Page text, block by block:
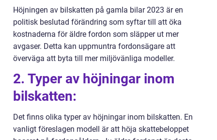
Höjningen av bilskatten på gamla bilar 2023 är en
politisk beslutad förändring som syftar till att öka
kostnaderna för äldre fordon som släpper ut mer
avgaser. Detta kan uppmuntra fordonsägare att
överväga att byta till mer miljövänliga modeller.
2. Typer av höjningar inom
bilskatten:
Det finns olika typer av höjningar inom bilskatten. En
vanligt föreslagen modell är att höja skattebeloppet